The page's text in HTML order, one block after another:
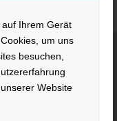
Ihrem Gerät
um uns
besuchen,
Website